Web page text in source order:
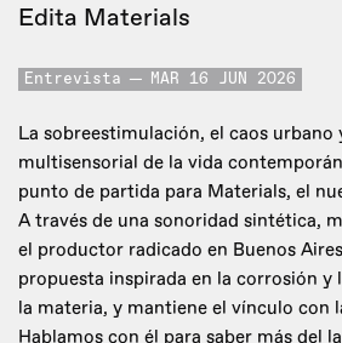
Edita Materials
Entrevista MAR 16 JUN 2026
La sobreestimulación, el caos
multisensorial de la vida
punto de partida para Materials, el
A través de una sonoridad sintética,
el productor radicado en Buenos
propuesta inspirada en la corrosión
la materia, y mantiene el vínculo con
Hablamos con él para saber más del